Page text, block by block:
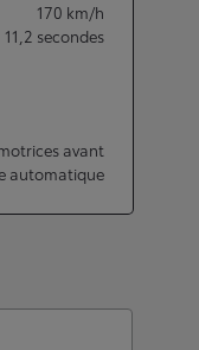
170 km/h
11,2 secondes
avant
automatique